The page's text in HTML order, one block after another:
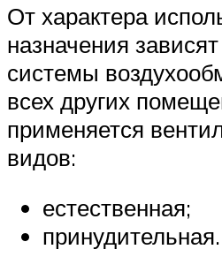
От характера
назначения
системы
всех других
применяется
видов:
естественная;
принудительная.